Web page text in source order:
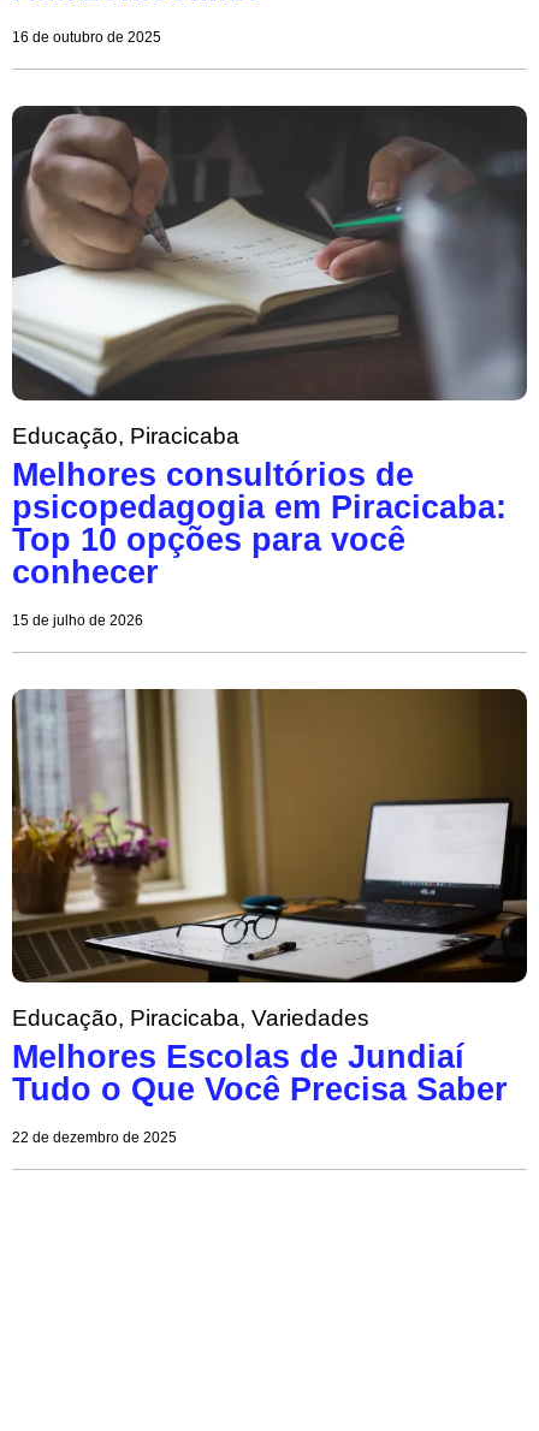
16 de outubro de 2025
Educação, Piracicaba
Melhores consultórios de
psicopedagogia em Piracicaba:
Top 10 opções para você
conhecer
15 de julho de 2026
Educação, Piracicaba, Variedades
Melhores Escolas de Jundiaí
Tudo o Que Você Precisa Saber
22 de dezembro de 2025